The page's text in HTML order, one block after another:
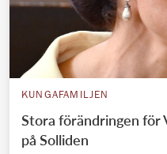
KUNGAFAMILJEN
Stora förändringen för
på Solliden